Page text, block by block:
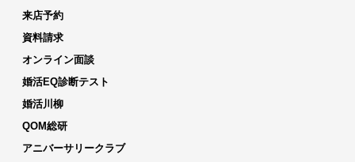
来店予約
資料請求
オンライン面談
婚活EQ診断テスト
婚活川柳
QOM総研
アニバーサリークラブ